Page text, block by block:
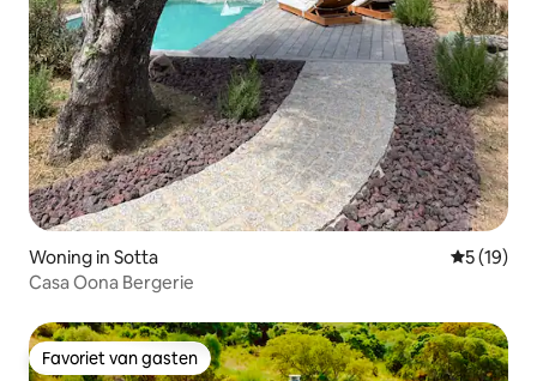
Woning in Sotta
5 (19)
Casa Oona Bergerie
Favoriet van gasten
Favoriet van gasten